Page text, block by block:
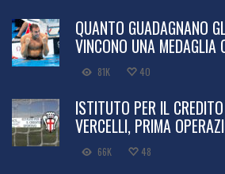
QUANTO GUADAGNANO
VINCONO UNA MEDAGLIA
81K 40
ISTITUTO PER IL
VERCELLI, PRIMA
66K 48